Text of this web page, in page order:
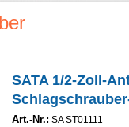
SATA 1/2-Zoll-
Art.-Nr.: SA ST01111